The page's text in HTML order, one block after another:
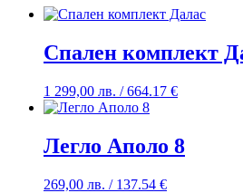
Спален комплект
1 299,00 лв. / 664.17 €
Легло Аполо 8
269,00 лв. / 137.54 €